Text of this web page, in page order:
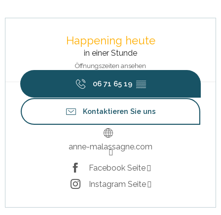
Happening heute
in einer Stunde
Öffnungszeiten ansehen
06 71 65 19 ▒▒
Kontaktieren Sie uns
anne-malassagne.com
Facebook Seite
Instagram Seite